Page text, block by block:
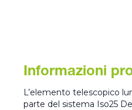
Informazioni
L’elemento telescopico
parte del sistema Iso25